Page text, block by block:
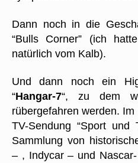
Dann noch in die
“Bulls Corner” (ich
natürlich vom Kalb).
Und dann noch ein
“Hangar-7“, zu dem
rübergefahren werden. Im
TV-Sendung “Sport und
Sammlung von
– , Indycar – und